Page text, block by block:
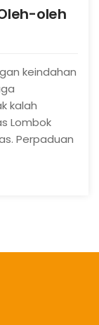
oleh
keindahan
kalah
Lombok
Perpaduan
tekstur